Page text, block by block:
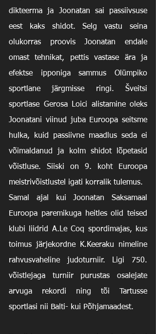
dikteerma ja Joonatan sai passiivsuse
eest kaks shidot. Selg vastu seina
olukorras proovis Joonatan endale
omast tehnikat, pettis vastase ära ja
efektse ipponiga sammus Olümpiko
sportlane järgmisse ringi. Šveitsi
sportlase Gerosa Loici alistamine oleks
Joonatani viinud juba Euroopa seitsme
hulka, kuid passiivne maadlus seda ei
võimaldanud ja kolm shidot lõpetasid
võistluse. Siiski on 9. koht Euroopa
meistrivõistlustel igati korralik tulemus.
Samal ajal kui Joonatan Saksamaal
Euroopa paremikuga heitles olid teised
klubi liidrid A.Le Coq spordimajas, kus
toimus järjekordne K.Keeraku nimeline
rahvusvaheline judoturniir. Ligi 750.
võistlejaga turniir purustas osalejate
arvuga rekordi ning tõi Tartusse
sportlasi nii Balti- kui Põhjamaadest.